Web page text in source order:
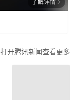
了解详情
打开腾讯新闻查看更多